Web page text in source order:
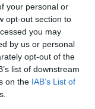
your personal or
opt-out section to
you may
by us or personal
opt-out of the
list of downstream
on the IAB’s List of